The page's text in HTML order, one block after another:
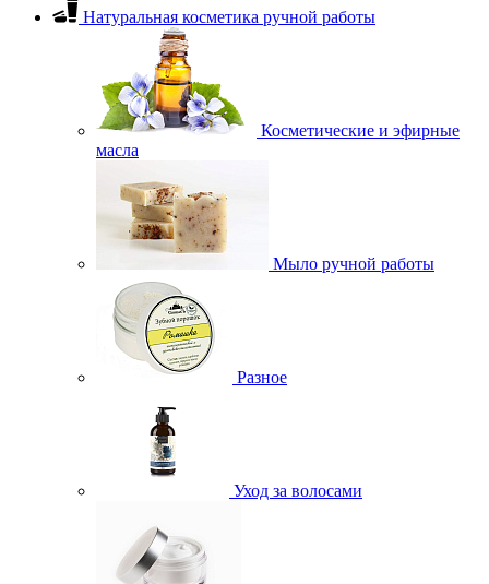
Натуральная косметика ручной работы
Косметические и эфирные
масла
Мыло ручной работы
Разное
Уход за волосами